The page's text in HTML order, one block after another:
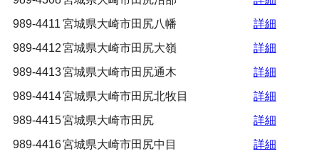
989-4411 宮城県大崎市田尻八幡
詳細
989-4412宮城県大崎市田尻大嶺
詳細
989-4413宮城県大崎市田尻通木
詳細
989-4414宮城県大崎市田尻北牧目
詳細
989-4415宮城県大崎市田尻
詳細
989-4416宮城県大崎市田尻中目
詳細